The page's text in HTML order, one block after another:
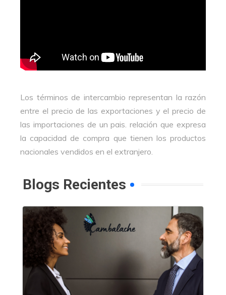
Los términos de intercambio representan la razón
entre el precio de las exportaciones y el precio de
las importaciones de un pais. relación que expresa
la capacidad de compra que tienen los productos
nacionales vendidos en el extranjero.
Blogs Recientes